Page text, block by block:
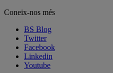
Coneix-nos més
BS Blog
Twitter
Facebook
Linkedin
Youtube